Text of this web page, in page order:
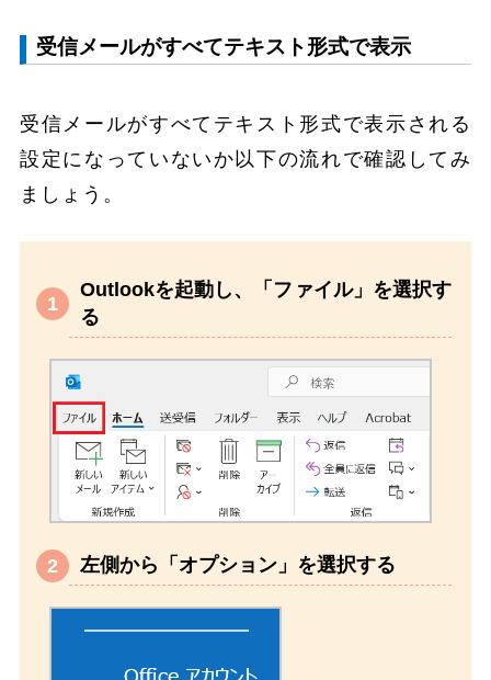
受信メールがすべてテキスト形式で表示
受信メールがすべてテキスト形式で表示される
設定になっていないか以下の流れで確認してみ
ましょう。
Outlookを起動し、「ファイル」を選択す
る
左側から「オプション」を選択する